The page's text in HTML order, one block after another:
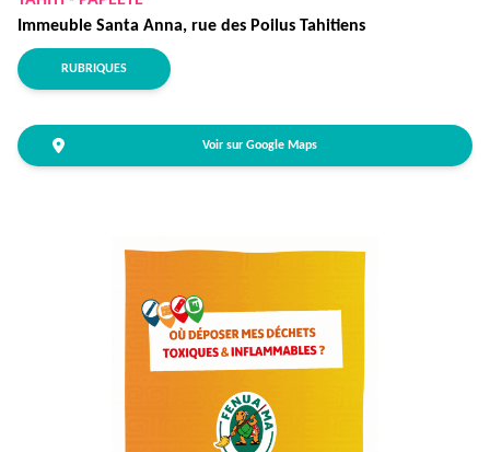
Immeuble Santa Anna, rue des Poilus Tahitiens
RUBRIQUES
Voir sur Google Maps